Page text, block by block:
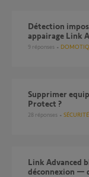
Détection impossible sur tahoma switch de volet Io après
appairage Link
9 réponses
Supprimer equipement automatisme depuis Somfy
Protect ?
28 réponses SÉCURITÉ
Link Advanced bloqué — alarme armée au moment de la
déconnexion —